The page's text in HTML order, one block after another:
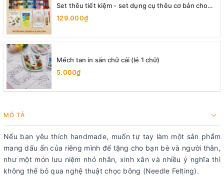
Set thêu tiết kiệm - set dụng cụ thêu cơ bản cho
người mới bắt đầu
129.000₫
Mếch tan in sẵn chữ cái (lẻ 1 chữ)
5.000₫
MÔ TẢ
Nếu bạn yêu thích handmade, muốn tự tay làm một sản phẩm
mang dấu ấn của riêng mình để tặng cho bạn bè và người thân,
như một món lưu niệm nhỏ nhắn, xinh xắn và nhiều ý nghĩa thì
không thể bỏ qua nghệ thuật chọc bông (Needle Felting).